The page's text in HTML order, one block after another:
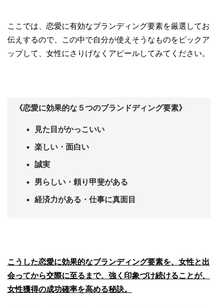
ここでは、恋愛に有効なブランディング要素を厳選してお
伝えするので、この中で自分が使えそうなものをピックア
ップして、女性にさりげなくアピールしてみてください。
《恋愛に効果的な５つのブランドディング要素》
見た目がかっこいい
楽しい・面白い
誠実
男らしい・頼り甲斐がある
経済力がある・仕事に真面目
こうした恋愛に効果的なブランディング要素を、女性と出
会ってから交際に至るまで、強く印象づけ続けることが、
女性獲得の成功確率を高める秘訣。